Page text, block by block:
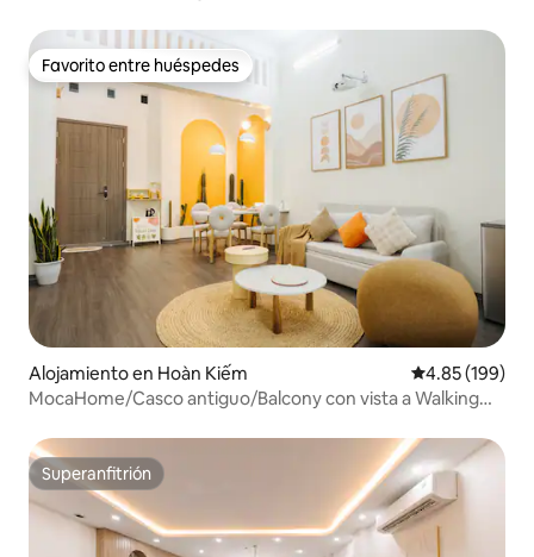
Favorito entre huéspedes
Favorito entre huéspedes
Alojamiento en Hoàn Kiếm Calificación
4.85 (199)
MocaHome/Casco antiguo/Balcony con vista a Walking
Superanfitrión
Superanfitrión